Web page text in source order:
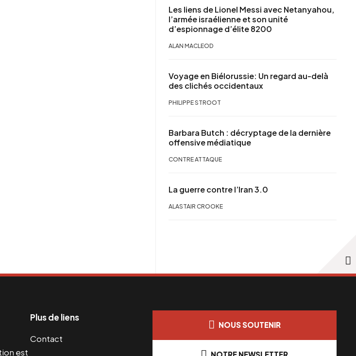
Les liens de Lionel Messi avec Netanyahou,
l’armée israélienne et son unité
d’espionnage d’élite 8200
ALAN MACLEOD
Voyage en Biélorussie: Un regard au-delà
des clichés occidentaux
PHILIPPE STROOT
Barbara Butch : décryptage de la dernière
offensive médiatique
CONTRE ATTAQUE
La guerre contre l’Iran 3.0
ALASTAIR CROOKE
est
Plus de liens
Contact
NOUS SOUTENIR